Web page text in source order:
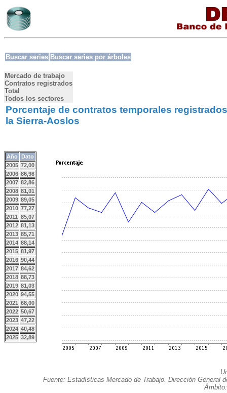
Buscar series Buscar series por árboles
Mercado de trabajo
Contratos registrados
Total
Todos los sectores
Porcentaje de contratos temporales
la Sierra-Aoslos
Año
Dato
2005 72,00
2006 86,98
2007 82,86
2008 81,01
2009 89,05
2010 77,27
2011 85,07
2012 81,13
2013 85,71
2014 88,14
2015 81,97
2016 90,44
2017 84,62
2018 88,73
2019 81,03
2020 94,55
2021 68,00
2022 50,67
2023 47,22
2024 40,48
2025 32,89
Fuente: Estadísticas Mercado de Trabajo. Dirección General